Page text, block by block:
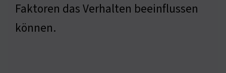
Faktoren das Verhalten beeinflussen
können.